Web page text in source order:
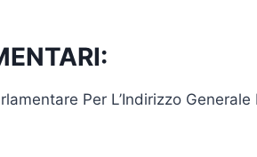
Per L’Indirizzo